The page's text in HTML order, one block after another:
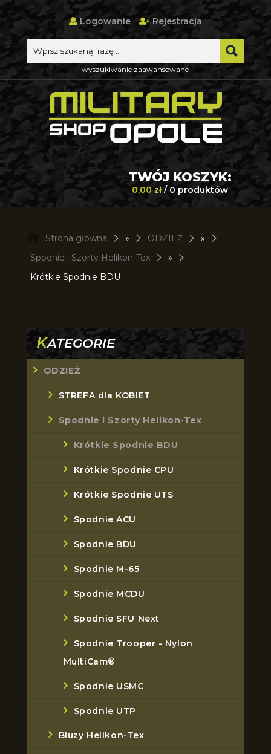
Logowanie Rejestracja
wyszukiwanie zaawansowane
TWÓJ KOSZYK:
0,00 zł/ 0 produktów
Strona główna » ODZIEŻ
»
Spodnie i Szorty Helikon-Tex
»
Krótkie Spodnie BDU
KATEGORIE
ODZIEŻ
STREFA dla KOBIET
Spodnie i Szorty Helikon-Tex
Krótkie Spodnie BDU
Krótkie Spodnie CPU
Krótkie Spodnie UTS
Spodnie ACU
Spodnie BDU
Spodnie M-65
Spodnie MCDU
Spodnie SFU Next
Spodnie Trooper - Nylon
MultiCam®
Spodnie USMC
Spodnie UTP
Bluzy Helikon-Tex